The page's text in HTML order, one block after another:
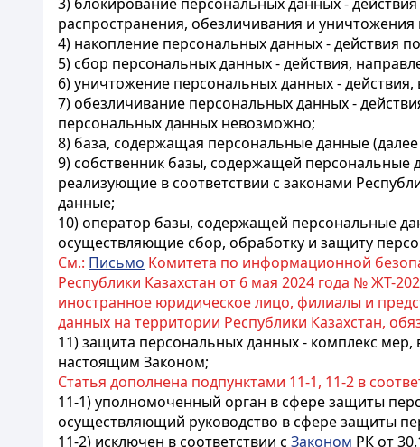
распространения, обезличивания и
4) накопление персональных данных - действия
5) сбор персональных данных - действия,
6) уничтожение персональных данных -
7) обезличивание персональных данных -
персональных данных невозможно;
8) база, содержащая персональные данные
9) собственник базы, содержащей персональные
реализующие в соответствии с законами
данные;
10) оператор базы, содержащей персональные
осуществляющие сбор, обработку и защиту
См.: Письмо Комитета по информационной
Республики Казахстан от 6 мая 2024 года № ЖТ-
иностранное юридическое лицо, филиалы и
данных на территории Республики Казахстан,
11) защита персональных данных - комплекс
настоящим Законом;
Статья дополнена подпунктами 11-1, 11-2 в
11-1) уполномоченный орган в сфере защиты
осуществляющий руководство в сфере защиты
11-2) исключен в соответствии с Законом РК от